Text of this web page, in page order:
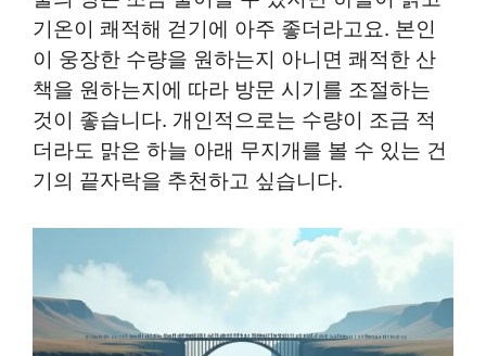
기온이 쾌적해 걷기에 아주 좋더라고요. 본인
이 웅장한 수량을 원하는지 아니면 쾌적한 산
책을 원하는지에 따라 방문 시기를 조절하는
것이 좋습니다. 개인적으로는 수량이 조금 적
더라도 맑은 하늘 아래 무지개를 볼 수 있는 건
기의 끝자락을 추천하고 싶습니다.